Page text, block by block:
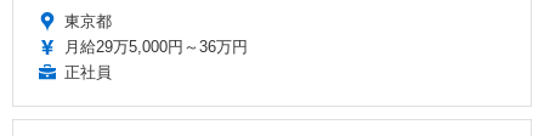
東京都
月給29万5,000円～36万円
正社員